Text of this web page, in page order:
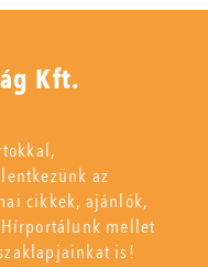
Kft.
az
cikkek, ajánlók,
mellet
is!